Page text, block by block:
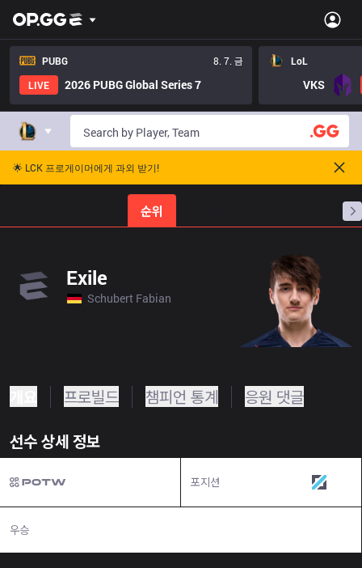
PUBG
8. 7. 금
LIVE
2026 PUBG Global Series 7
LoL
VKS
🌟 LCK 프로게이머에게 과외 받기!
순위 프로빌
Exile
Schubert Fabian
프로빌드 챔피언 통계 응원 댓글
선수 상세 정보
포지션
우승